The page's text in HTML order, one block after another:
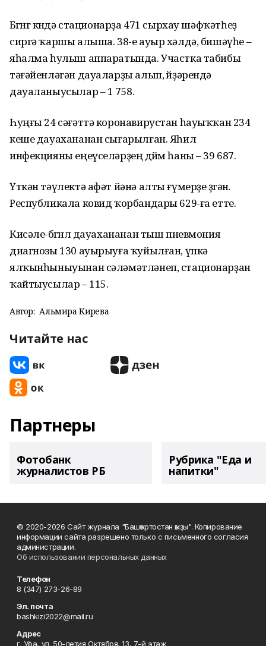
Бөгөнгө көндә стационарҙа 471 сырхау шәфҡәтһеҙ
сиргә ҡаршы алыша. 38-е ауыр хәлдә, бишәүһе –
яһалма һулыш аппаратында. Участка табибы
тәғәйенләгән дауаларҙы алып, өйҙәрендә
дауаланыусылар – 1 758.
Һуңғы 24 сәғәттә коронавирустан һауыҡҡан 234
кеше дауахананан сығарылған. Яһил
инфекцияны еңеүселәрҙең дөйөм һаны – 39 687.
Үткән тәүлектә афәт йәнә алты ғүмерҙе өҙгән.
Республикала ковид ҡорбандары 629-ға етте.
Кисәле-бөгөнлө дауахананан тыш пневмония
диагнозы 130 ауырыуға ҡуйылған, үпкә
ялҡынһыныуынан сәләмәтләнеп, стационарҙан
ҡайтыусылар – 115.
Автор: Альмира Кирәева
Читайте нас
Партнеры
Фотобанк
журналистов РБ
Рубрика "Еда и
напитки"
© 2020-2026 Сайт журнала "Башҡортостан ҡыҙы". Копирование
информации сайта разрешено только с письменного согласия
администрации.
Об использовании персональных данных
Телефон
8 (347) 273-26-89
Эл. почта
bashkizi2022@mail.ru
Адрес
г. Уфа, ул. 50-летия Октября, 13, 7-й этаж